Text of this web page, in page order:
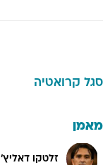
סגל קרואטיה
מאמן
זלטקו דאליץ'